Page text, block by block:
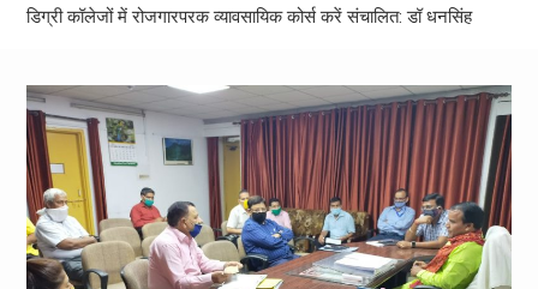
डिग्री कॉलेजों में रोजगारपरक व्यावसायिक कोर्स करें संचालित: डॉ धनसिंह